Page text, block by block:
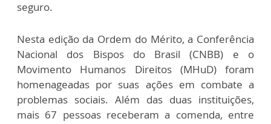
seguro.
Nesta edição da Ordem do Mérito, a Conferência
Nacional dos Bispos do Brasil (CNBB) e o
Movimento Humanos Direitos (MHuD) foram
homenageadas por suas ações em combate a
problemas sociais. Além das duas instituições,
mais 67 pessoas receberam a comenda, entre